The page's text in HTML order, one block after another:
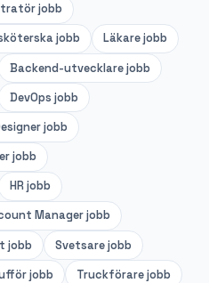
jobb
jobb Läkarejobb
Backend-utvecklarejobb
DevOps jobb
jobb
jobb
HR jobb
Managerjobb
jobb Svetsarejobb
jobb Truckförarejobb